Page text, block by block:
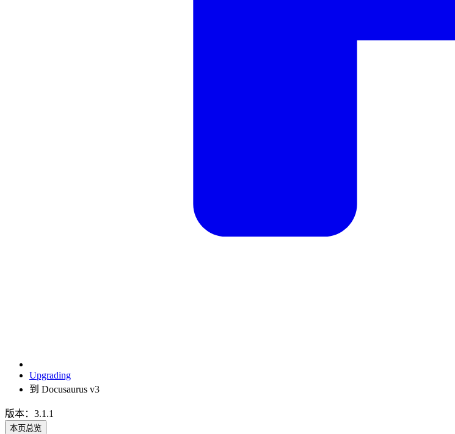
Upgrading
到 Docusaurus v3
版本：3.1.1
本页总览